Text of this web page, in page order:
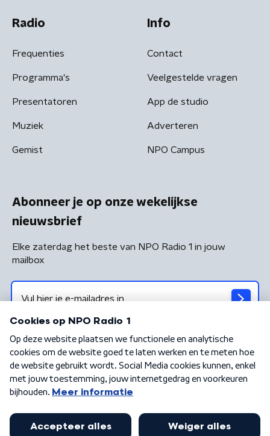
Radio
Frequenties
Programma's
Presentatoren
Muziek
Gemist
Info
Contact
Veelgestelde vragen
App de studio
Adverteren
NPO Campus
Abonneer je op onze wekelijkse
nieuwsbrief
Elke zaterdag het beste van NPO Radio 1 in jouw
mailbox
Algemene voorwaarden